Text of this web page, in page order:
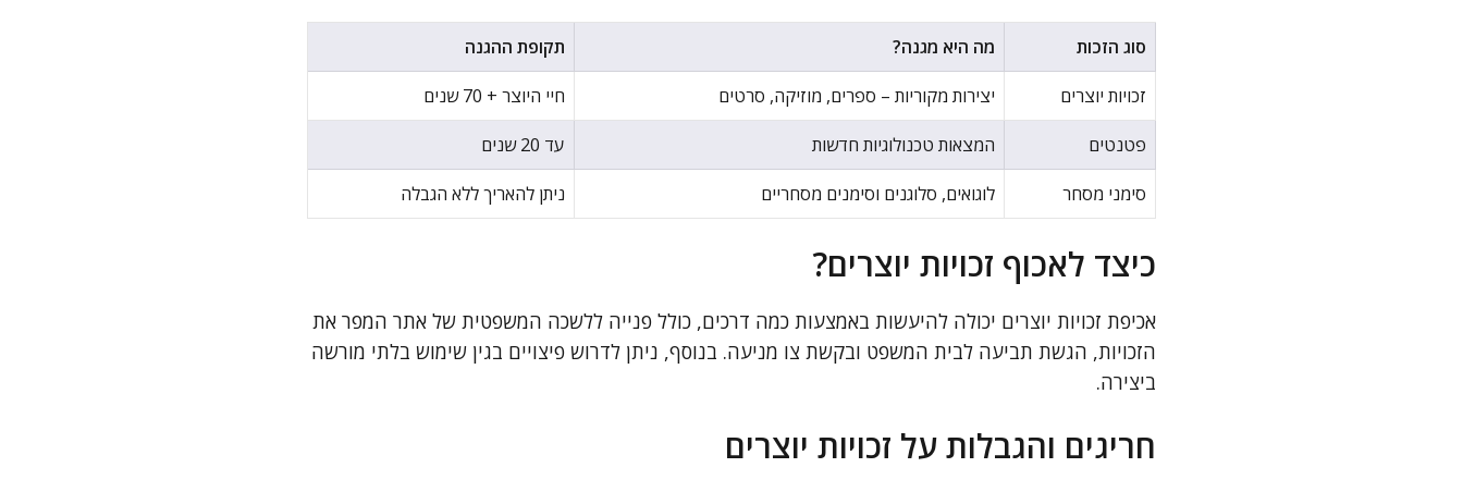
סוג הזכות מה היא מגנה? תקופת ההגנה
זכויות יוצרים יצירות מקוריות – ספרים, מוזיקה, סרטים חיי היוצר + 70 שנים
פטנטים המצאות טכנולוגיות חדשות עד 20 שנים
סימני מסחר לוגואים, סלוגנים וסימנים מסחריים ניתן להאריך ללא הגבלה
כיצד לאכוף זכויות יוצרים?
אכיפת זכויות יוצרים יכולה להיעשות באמצעות כמה דרכים, כולל פנייה ללשכה המשפטית של אתר המפר את
הזכויות, הגשת תביעה לבית המשפט ובקשת צו מניעה. בנוסף, ניתן לדרוש פיצויים בגין שימוש בלתי מורשה
ביצירה.
חריגים והגבלות על זכויות יוצרים